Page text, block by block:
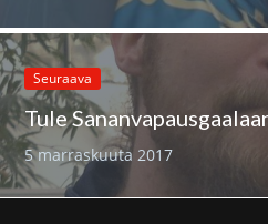
Seuraava
5 marraskuuta 2017